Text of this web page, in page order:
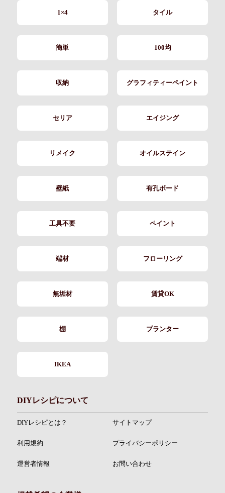
1×4 タイル
簡単 100均
収納 グラフィティーペイント
セリア エイジング
リメイク オイルステイン
壁紙 有孔ボード
工具不要 ペイント
端材 フローリング
無垢材 賃貸OK
棚 プランター
IKEA
DIYレシピについて
DIYレシピとは？ サイトマップ
利用規約 プライバシーポリシー
運営者情報 お問い合わせ